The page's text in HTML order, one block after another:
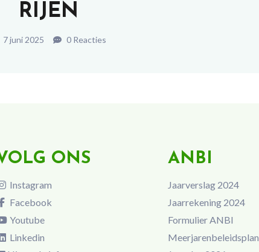
RIJEN
7 juni 2025 0 Reacties
ONS
Instagram
Facebook
Youtube
Linkedin
ANBI
Jaarverslag 2024
Jaarrekening 2024
Formulier ANBI
Meerjarenbeleidsplan